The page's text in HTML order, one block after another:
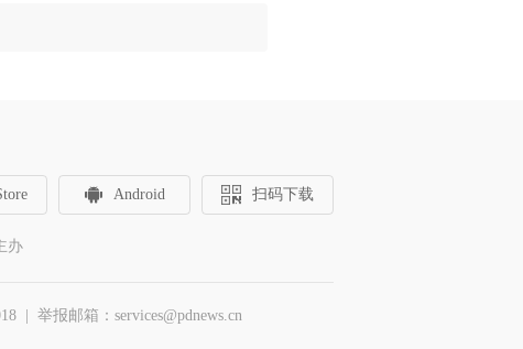
Android 扫码下载
办
| 举报邮箱：services@pdnews.cn